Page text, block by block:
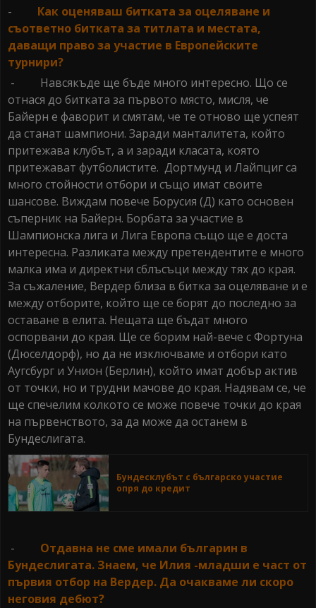
- Как оценяваш битката за оцеляване и
съответно битката за титлата и местата,
даващи право за участие в Европейските
турнири?
- Навсякъде ще бъде много интересно. Що се
отнася до битката за първото място, мисля, че
Байерн е фаворит и смятам, че те отново ще успеят
да станат шампиони. Заради манталитета, който
притежава клубът, а и заради класата, която
притежават футболистите. Дортмунд и Лайпциг са
много стойности отбори и също имат своите
шансове. Виждам повече Борусия (Д) като основен
съперник на Байерн. Борбата за участие в
Шампионска лига и Лига Европа също ще е доста
интересна. Разликата между претендентите е много
малка има и директни сблъсъци между тях до края.
За съжаление, Вердер близа в битка за оцеляване и е
между отборите, който ще се борят до последно за
оставане в елита. Нещата ще бъдат много
оспорвани до края. Ще се борим най-вече с Фортуна
(Дюселдорф), но да не изключваме и отбори като
Аугсбург и Унион (Берлин), който имат добър актив
от точки, но и трудни мачове до края. Надявам се, че
ще спечелим колкото се може повече точки до края
на първенството, за да може да останем в
Бундеслигата.
Бундесклубът с българско участие
опря до кредит
- Отдавна не сме имали българин в
Бундеслигата. Знаем, че Илия -младши е част от
първия отбор на Вердер. Да очакваме ли скоро
неговия дебют?